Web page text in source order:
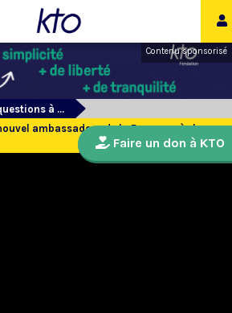
Contenu sponsorisé
à ...
ambassadeur de la France près le
Faire un don à KTO